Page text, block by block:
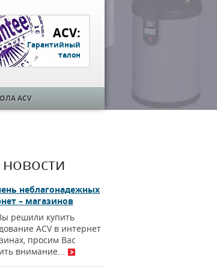
ACV:
Гарантийный
талон
ACV
неблагонадежных
– магазинов
решили купить
ACV в интернет
просим Вас
внимание...